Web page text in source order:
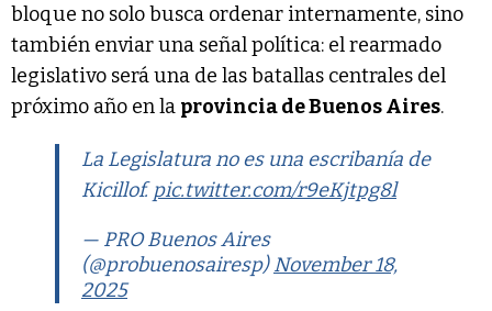
bloque no solo busca ordenar internamente, sino
también enviar una señal política: el rearmado
legislativo será una de las batallas centrales del
próximo año en la provincia de Buenos Aires.
La Legislatura no es una escribanía de
Kicillof.pic.twitter.com/r9eKjtpg8l
— PRO Buenos Aires
(@probuenosairesp)November 18,
2025